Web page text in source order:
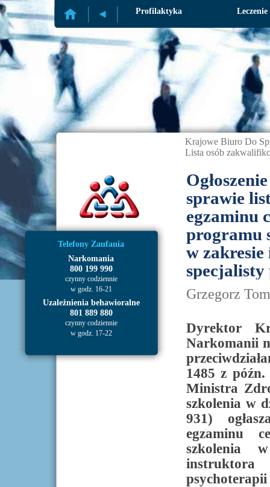
Profilaktyka Leczenie
Telefony Zaufania
Narkomania
800 199 990
czynny codziennie
w godz. 16-21
Uzależnienia behawioralne
801 889 880
czynny codziennie
w godz. 17-22
Krajowe Biuro Do
Lista osób
sprawie
egzaminu
programu
w
specjalisty
Grzegorz
Dyrektor
Narkomanii
1485 z
Ministra
szkolenia w
931)
egzaminu
szkolenia
psychoterapii